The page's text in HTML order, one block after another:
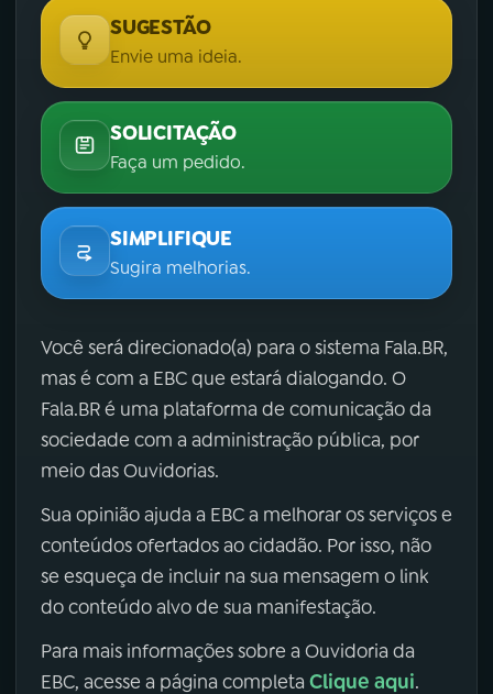
SUGESTÃO
Envie uma ideia.
SOLICITAÇÃO
Faça um pedido.
SIMPLIFIQUE
Sugira melhorias.
Você será direcionado(a) para o sistema Fala.BR,
mas é com a EBC que estará dialogando. O
Fala.BR é uma plataforma de comunicação da
sociedade com a administração pública, por
meio das Ouvidorias.
Sua opinião ajuda a EBC a melhorar os serviços e
conteúdos ofertados ao cidadão. Por isso, não
se esqueça de incluir na sua mensagem o link
do conteúdo alvo de sua manifestação.
Para mais informações sobre a Ouvidoria da
EBC, acesse a página completa Clique aqui.